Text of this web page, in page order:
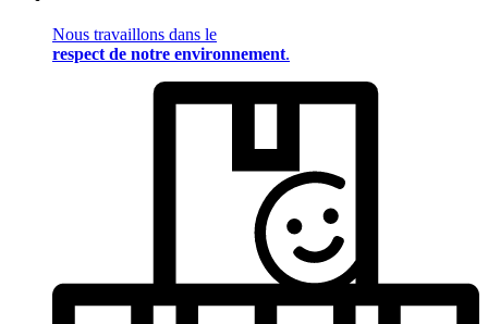
Nous travaillons dans le
respect de notre environnement.